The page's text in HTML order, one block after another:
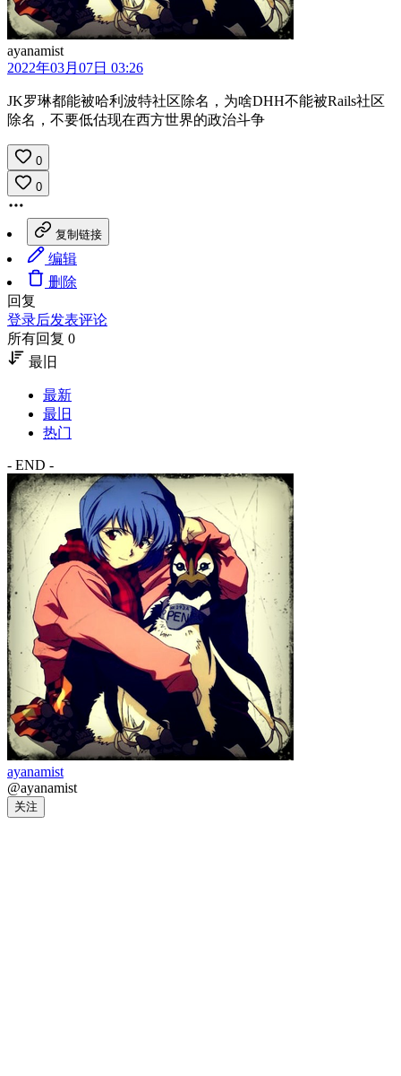
ayanamist
2022年03月07日 03:26
JK罗琳都能被哈利波特社区除名，为啥DHH不能被Rails社区
除名，不要低估现在西方世界的政治斗争
0
0
复制链接
编辑
删除
回复
登录后发表评论
所有回复 0
最旧
最新
最旧
热门
- END -
ayanamist
@ayanamist
关注